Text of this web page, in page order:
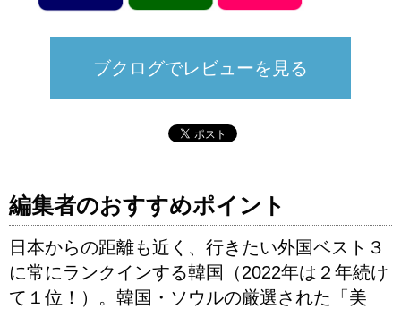
ブクログでレビューを見る
編集者のおすすめポイント
日本からの距離も近く、行きたい外国ベスト３
に常にランクインする韓国（2022年は２年続け
て１位！）。韓国・ソウルの厳選された「美